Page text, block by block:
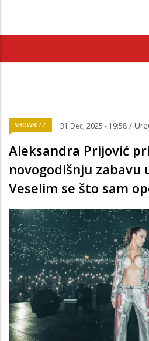
SHOWBIZZ 31 Dec, 2025 - 19:58 /
Aleksandra Prijović
novogodišnju zabavu
Veselim se što sam